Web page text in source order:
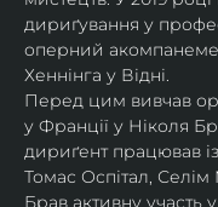
дириґування у
оперний
Хеннінга у Відні.
Перед цим вивчав
у Франції у Ніколя
дириґент працював
Томас Оспітал,
Брав активну участь